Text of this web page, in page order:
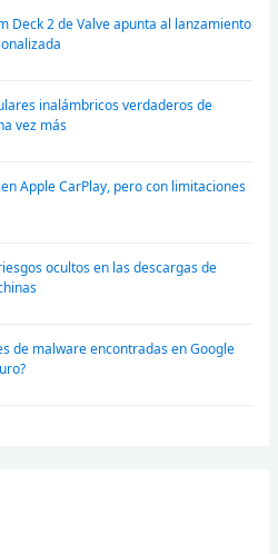
Deck 2 de Valve apunta al lanzamiento
inalámbricos verdaderos de
vez más
Apple CarPlay, pero con limitaciones
ocultos en las descargas de
de malware encontradas en Google